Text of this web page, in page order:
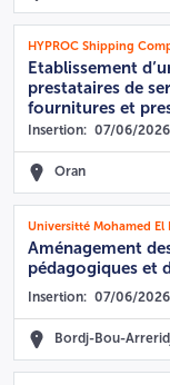
HYPROC Shipping
Etablissement
prestataires de
fournitures et
Insertion: 07/06/2026
Oran
Aménagement
pédagogiques et
Insertion: 07/06/2026
Bordj-Bou-